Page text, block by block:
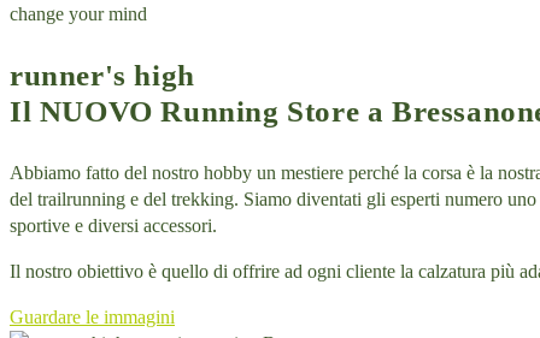
change your mind
runner's high
Il NUOVO Running Store a
Abbiamo fatto del nostro hobby un mestiere perché la corsa è la
del trailrunning e del trekking. Siamo diventati gli esperti numero
sportive e diversi accessori.
Il nostro obiettivo è quello di offrire ad ogni cliente la calzatura più
Guardare le immagini